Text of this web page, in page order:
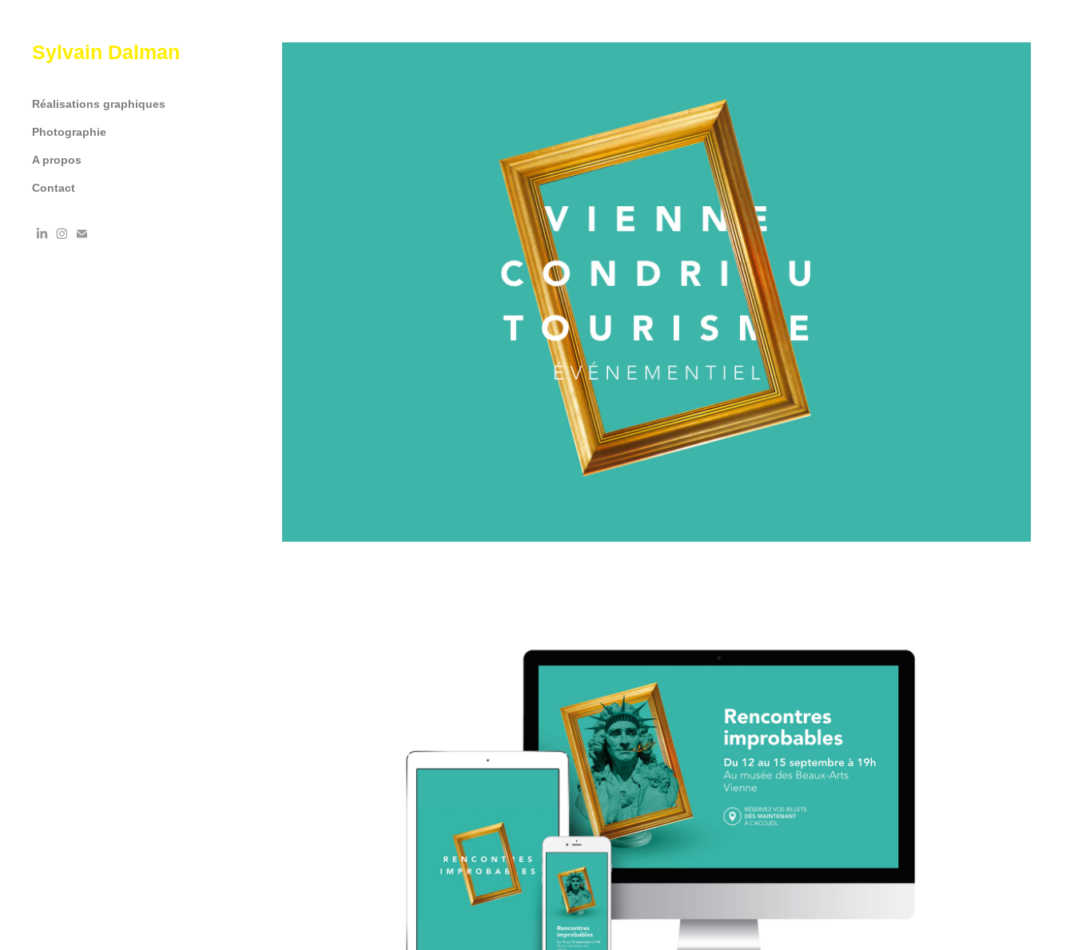
Sylvain Dalman
Réalisations graphiques
Photographie
A propos
Contact